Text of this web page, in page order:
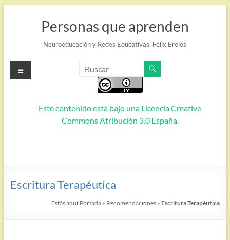
Personas que aprenden
Neuroeducación y Redes Educativas. Félix Eroles
Este contenido está bajo una Licencia Creative
Commons Atribución 3.0 España.
Menú
Escritura Terapéutica
Estás aquí:Portada » Recomendaciones » Escritura Terapéutica